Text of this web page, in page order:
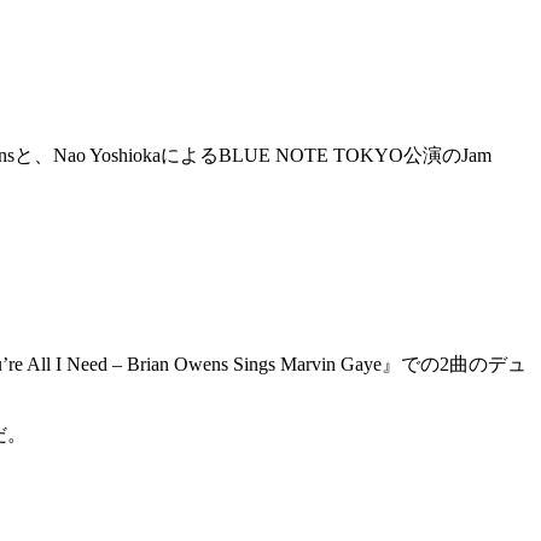
と、Nao YoshiokaによるBLUE NOTE TOKYO公演のJam
All I Need – Brian Owens Sings Marvin Gaye』での2曲のデュ